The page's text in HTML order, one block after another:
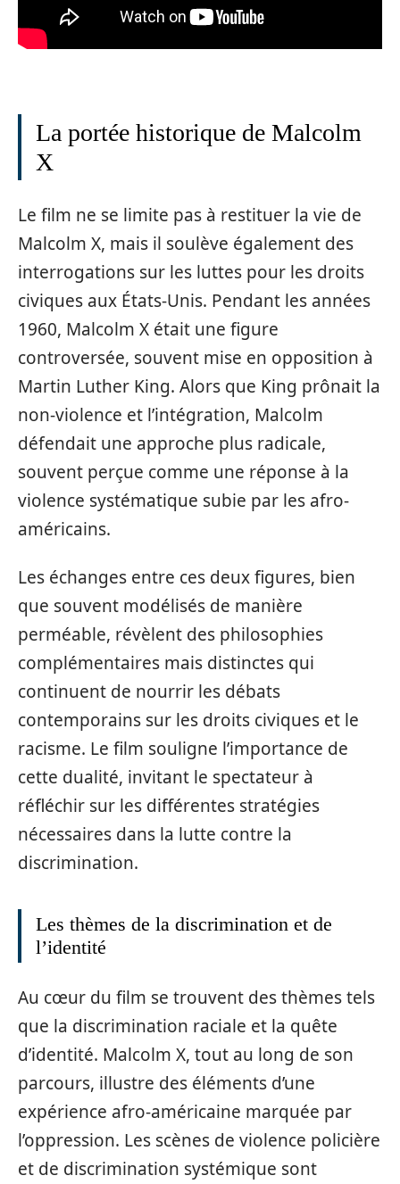
La portée historique de Malcolm
X
Le film ne se limite pas à restituer la vie de
Malcolm X, mais il soulève également des
interrogations sur les luttes pour les droits
civiques aux États-Unis. Pendant les années
1960, Malcolm X était une figure
controversée, souvent mise en opposition à
Martin Luther King. Alors que King prônait la
non-violence et l’intégration, Malcolm
défendait une approche plus radicale,
souvent perçue comme une réponse à la
violence systématique subie par les afro-
américains.
Les échanges entre ces deux figures, bien
que souvent modélisés de manière
perméable, révèlent des philosophies
complémentaires mais distinctes qui
continuent de nourrir les débats
contemporains sur les droits civiques et le
racisme. Le film souligne l’importance de
cette dualité, invitant le spectateur à
réfléchir sur les différentes stratégies
nécessaires dans la lutte contre la
discrimination.
Les thèmes de la discrimination et de
l’identité
Au cœur du film se trouvent des thèmes tels
que la discrimination raciale et la quête
d’identité. Malcolm X, tout au long de son
parcours, illustre des éléments d’une
expérience afro-américaine marquée par
l’oppression. Les scènes de violence policière
et de discrimination systémique sont